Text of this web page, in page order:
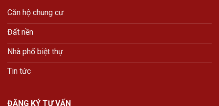
Căn hộ chung cư
Đất nền
Nhà phố biệt thự
Tin tức
ĐĂNG KÝ TƯ VẤN